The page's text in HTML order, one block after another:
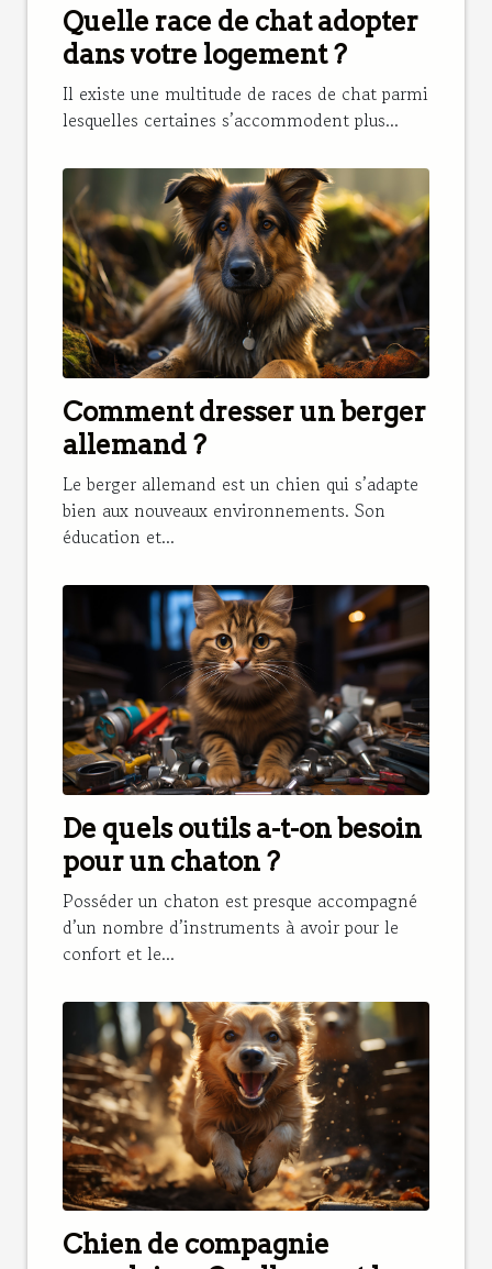
Quelle race de chat adopter
dans votre logement ?
Il existe une multitude de races de chat parmi
lesquelles certaines s’accommodent plus...
Comment dresser un berger
allemand ?
Le berger allemand est un chien qui s’adapte
bien aux nouveaux environnements. Son
éducation et...
De quels outils a-t-on besoin
pour un chaton ?
Posséder un chaton est presque accompagné
d’un nombre d’instruments à avoir pour le
confort et le...
Chien de compagnie